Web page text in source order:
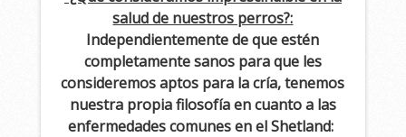
salud de nuestros perros?:
Independientemente de que estén
completamente sanos para que les
consideremos aptos para la cría, tenemos
nuestra propia filosofía en cuanto a las
enfermedades comunes en el Shetland: